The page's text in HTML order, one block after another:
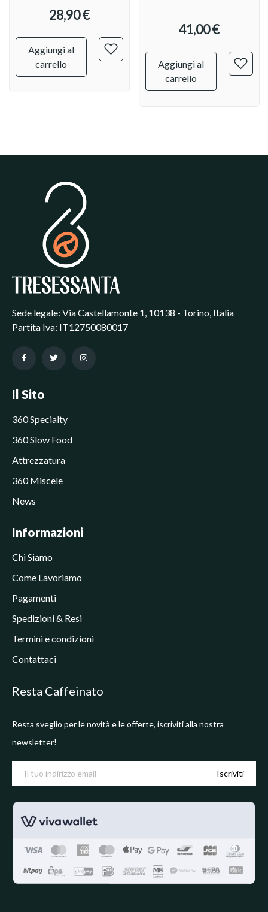
28,90 €
Aggiungi al
carrello
41,00 €
Aggiungi al
carrello
Sede legale: Via Castellamonte 1, 10138 - Torino, Italia
Partita Iva: IT12750080017
Il Sito
360 Specialty
360 Slow Food
Attrezzatura
360 Miscele
News
Informazioni
Chi Siamo
Come Lavoriamo
Pagamenti
Spedizioni & Resi
Termini e condizioni
Contattaci
Resta Caffeinato
Resta sveglio per le novità e le offerte, iscriviti alla nostra
newsletter!
Iscriviti